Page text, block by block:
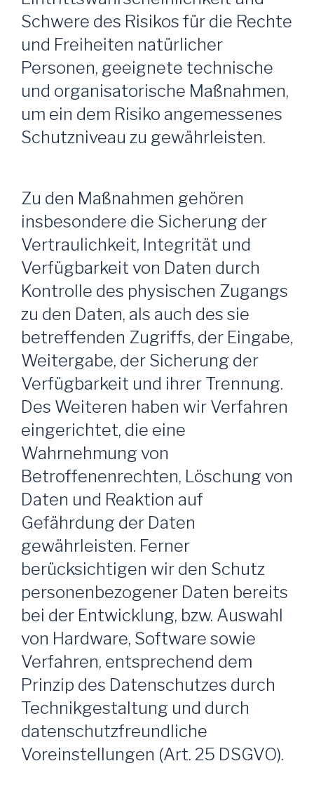
Schwere des Risikos für die Rechte
und Freiheiten natürlicher
Personen, geeignete technische
und organisatorische Maßnahmen,
um ein dem Risiko angemessenes
Schutzniveau zu gewährleisten.
Zu den Maßnahmen gehören
insbesondere die Sicherung der
Vertraulichkeit, Integrität und
Verfügbarkeit von Daten durch
Kontrolle des physischen Zugangs
zu den Daten, als auch des sie
betreffenden Zugriffs, der Eingabe,
Weitergabe, der Sicherung der
Verfügbarkeit und ihrer Trennung.
Des Weiteren haben wir Verfahren
eingerichtet, die eine
Wahrnehmung von
Betroffenenrechten, Löschung von
Daten und Reaktion auf
Gefährdung der Daten
gewährleisten. Ferner
berücksichtigen wir den Schutz
personenbezogener Daten bereits
bei der Entwicklung, bzw. Auswahl
von Hardware, Software sowie
Verfahren, entsprechend dem
Prinzip des Datenschutzes durch
Technikgestaltung und durch
datenschutzfreundliche
Voreinstellungen (Art. 25 DSGVO).